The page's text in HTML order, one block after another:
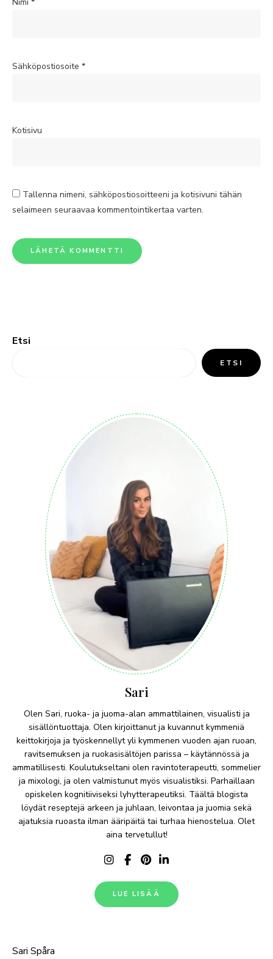
Nimi *
Sähköpostiosoite *
Kotisivu
Tallenna nimeni, sähköpostiosoitteeni ja kotisivuni tähän
selaimeen seuraavaa kommentointikertaa varten.
Etsi
ETSI
Sari
Olen Sari, ruoka- ja juoma-alan ammattilainen, visualisti ja
sisällöntuottaja. Olen kirjoittanut ja kuvannut kymmeniä
keittokirjoja ja työskennellyt yli kymmenen vuoden ajan ruoan,
ravitsemuksen ja ruokasisältöjen parissa – käytännössä ja
ammatillisesti. Koulutukseltani olen ravintoterapeutti, sommelier
ja mixologi, ja olen valmistunut myös visualistiksi. Parhaillaan
opiskelen kognitiiviseksi lyhytterapeutiksi. Täältä blogista
löydät reseptejä arkeen ja juhlaan, leivontaa ja juomia sekä
ajatuksia ruoasta ilman ääripäitä tai turhaa hienostelua. Olet
aina tervetullut!
LUE LISÄÄ
Sari Spåra